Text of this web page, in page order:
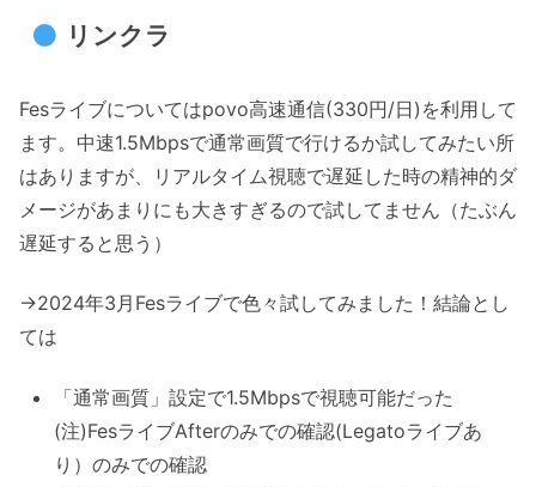
リンクラ
Fesライブについてはpovo高速通信(330円/日)を利用して
ます。中速1.5Mbpsで通常画質で行けるか試してみたい所
はありますが、リアルタイム視聴で遅延した時の精神的ダ
メージがあまりにも大きすぎるので試してません（たぶん
遅延すると思う）
→2024年3月Fesライブで色々試してみました！結論とし
ては
「通常画質」設定で1.5Mbpsで視聴可能だった
(注)FesライブAfterのみでの確認(Legatoライブあ
り）のみでの確認